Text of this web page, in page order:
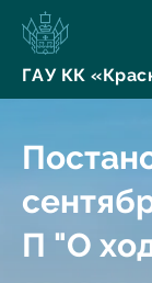
ГАУ КК
П "О